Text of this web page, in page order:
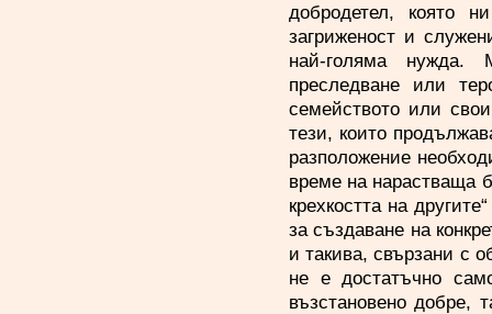
добродетел, която
загриженост и
най-голяма нужда.
преследване или
семейството или
тези, които
разположение
време на нарастваща
крехкостта на
за създаване на
и такива, свързани с
не е достатъчно
възстановено добре,